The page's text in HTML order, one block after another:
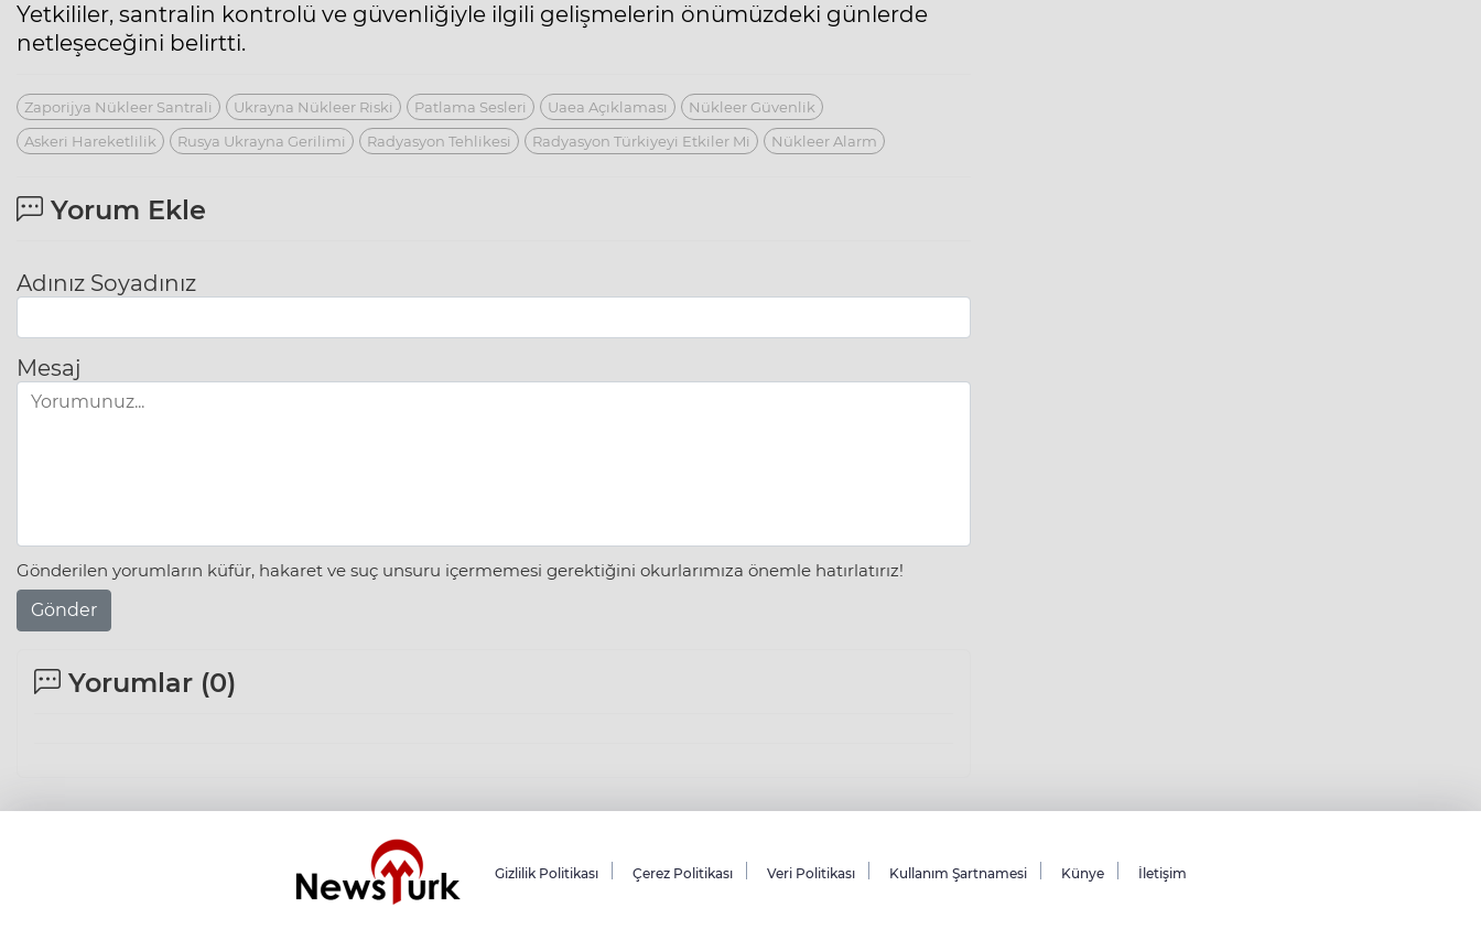
Yetkililer, santralin kontrolü ve güvenliğiyle ilgili gelişmelerin önümüzdeki günlerde
netleşeceğini belirtti.
Zaporijya Nükleer Santrali Ukrayna Nükleer Riski Patlama Sesleri Uaea Açıklaması
Nükleer Güvenlik
Askeri Hareketlilik
Rusya Ukrayna Gerilimi Radyasyon Tehlikesi Radyasyon Türkiyeyi Etkiler Mi Nükleer Alarm
Yorum Ekle
Adınız Soyadınız
Mesaj
Gönderilen yorumların küfür, hakaret ve suç unsuru içermemesi gerektiğini okurlarımıza önemle hatırlatırız!
Gönder
Yorumlar (0)
Gizlilik Politikası Çerez Politikası Veri Politikası Kullanım Şartnamesi Künye İletişim